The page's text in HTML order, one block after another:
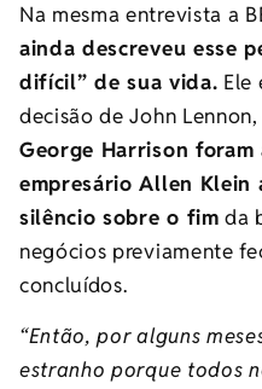
Na mesma entrevista a
ainda descreveu esse
difícil” de sua vida. Ele
decisão de John
George Harrison
empresário Allen Klein
silêncio sobre o fim da
negócios previamente
concluídos.
“Então, por alguns
estranho porque todos